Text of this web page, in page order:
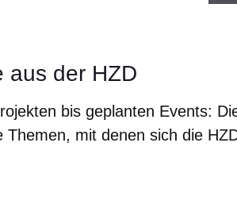
aus der HZD
bis geplanten Events:
Themen, mit denen sich die